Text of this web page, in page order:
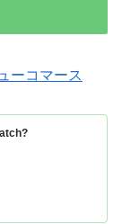
ーコマース